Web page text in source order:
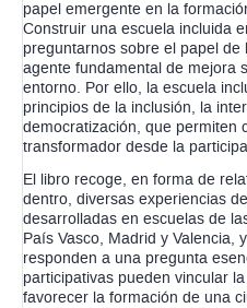
papel emergente en la
Construir una escuela incluida
preguntarnos sobre el papel de
agente fundamental de mejora
entorno. Por ello, la escuela
principios de la inclusión, la
democratización, que permiten
transformador desde la
El libro recoge, en forma de
dentro, diversas experiencias
desarrolladas en escuelas de
País Vasco, Madrid y Valencia,
responden a una pregunta
participativas pueden vincular
favorecer la formación de una